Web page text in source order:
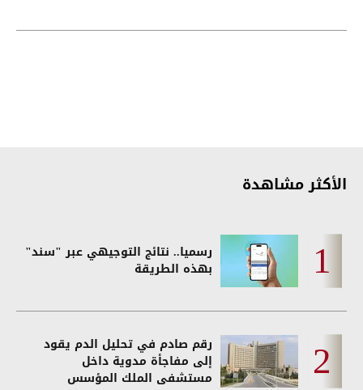
الأكثر مشاهدة
رسميا.. نتائج التوجيهي عبر "سند"
بهذه الطريقة
رقم صادم في تحليل الدم يقود
إلى مفاجأة مدوية داخل
مستشفى الملك المؤسس